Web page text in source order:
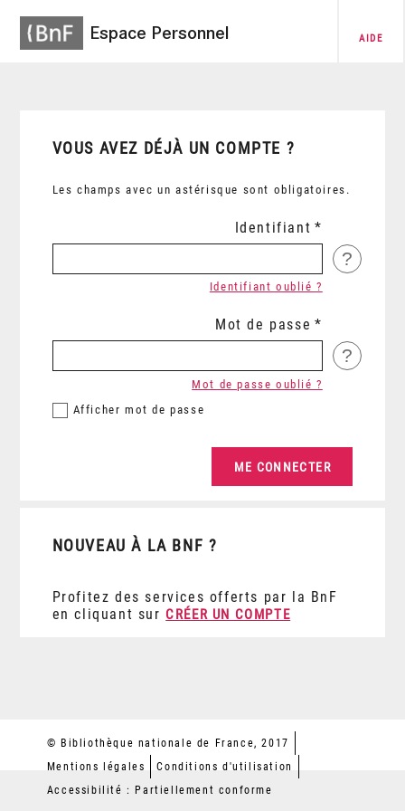
Espace Personnel AIDE
VOUS AVEZ DÉJÀ UN COMPTE ?
Les champs avec un astérisque sont obligatoires.
Identifiant
?
Identifiant oublié ?
Mot de passe
?
Afficher mot de passe
Mot de passe oublié ?
NOUVEAU À LA BNF ?
Profitez des services offerts par la BnF
en cliquant sur CRÉER UN COMPTE
© Bibliothèque nationale de France, 2017
Mentions légales
Conditions d'utilisation
Accessibilité : Partiellement conforme